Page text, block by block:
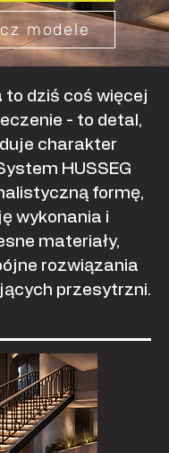
modele
to dziś coś więcej
- to detal,
charakter
HUSSEG
formę,
wykonania i
materiały,
rozwiązania
przesytrzni.